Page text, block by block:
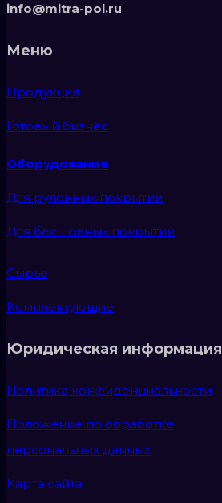
info@mitra-pol.ru
Меню
Продукция
Готовый бизнес
Оборудование
Для рулонных покрытий
Для бесшовных покрытий
Сырье
Комплектующие
Юридическая информация
Политика конфиденциальности
Положение по обработке
персональных данных
Карта сайта